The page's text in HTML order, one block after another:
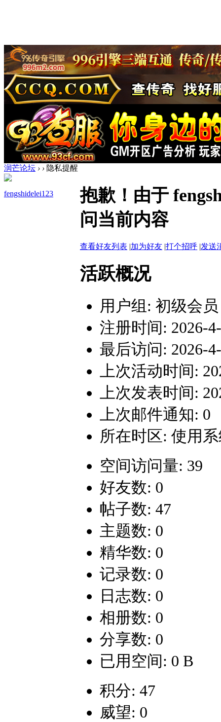
润芒论坛 › › 隐私提醒
fengshidelei123
抱歉！由于
问当前内容
查看好友列表 |加为好友 |打个招呼 |发送
活跃概况
用户组: 初级会员
注册时间: 2026-
最后访问: 2026-
上次活动时间:
上次发表时间:
上次邮件通知: 0
所在时区: 使用
空间访问量: 39
好友数: 0
帖子数: 47
主题数: 0
精华数: 0
记录数: 0
日志数: 0
相册数: 0
分享数: 0
已用空间: 0 B
积分: 47
威望: 0